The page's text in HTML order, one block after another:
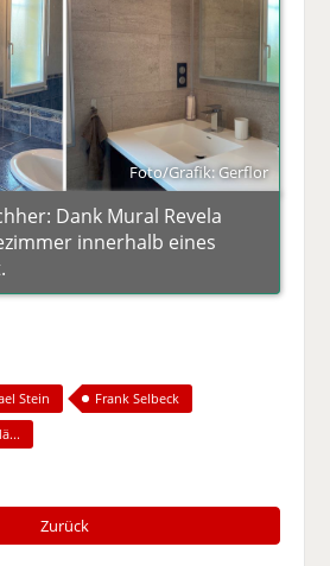
Foto/Grafik: Gerflor
Dank Mural Revela
innerhalb eines
Stein
Frank Selbeck
Zurück